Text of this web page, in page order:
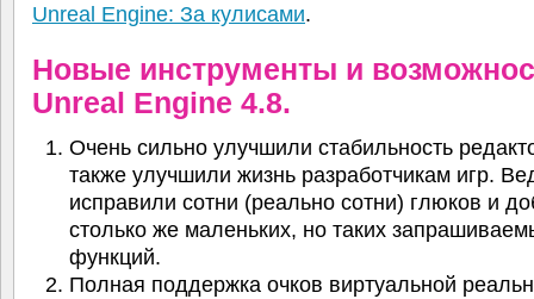
Unreal Engine: За кулисами.
Новые инструменты и
Unreal Engine 4.8.
Очень сильно улучшили стабильность
также улучшили жизнь разработчикам игр.
исправили сотни (реально сотни) глюков и
столько же маленьких, но таких
функций.
Полная поддержка очков виртуальной